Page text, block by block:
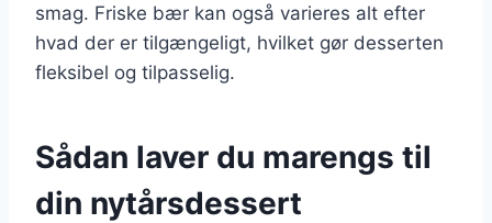
smag. Friske bær kan også varieres alt efter
hvad der er tilgængeligt, hvilket gør desserten
fleksibel og tilpasselig.
Sådan laver du marengs til
din nytårsdessert